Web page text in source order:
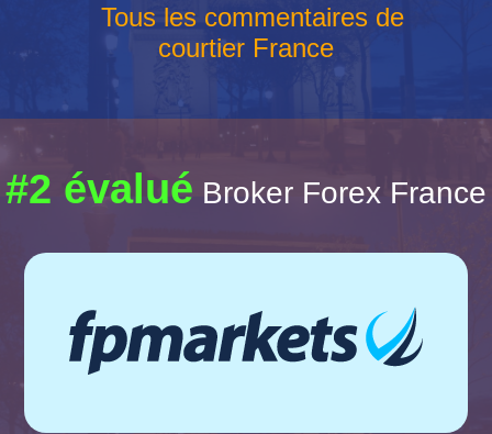
Tous les commentaires de
courtier France
#2 évalué Broker Forex France